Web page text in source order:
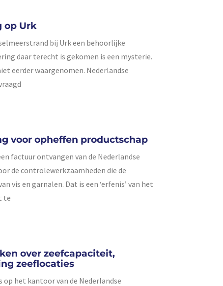
op Urk
bij Urk een behoorlijke
daar terecht is gekomen is een mysterie.
eerder waargenomen. Nederlandse
voor opheffen productschap
factuur ontvangen van de Nederlandse
de controlewerkzaamheden die de
vis en garnalen. Dat is een ‘erfenis’ van het
te
over zeefcapaciteit,
zeeflocaties
op het kantoor van de Nederlandse